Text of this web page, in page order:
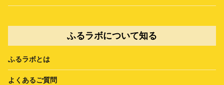
ふるラボについて知る
ふるラボとは
よくあるご質問